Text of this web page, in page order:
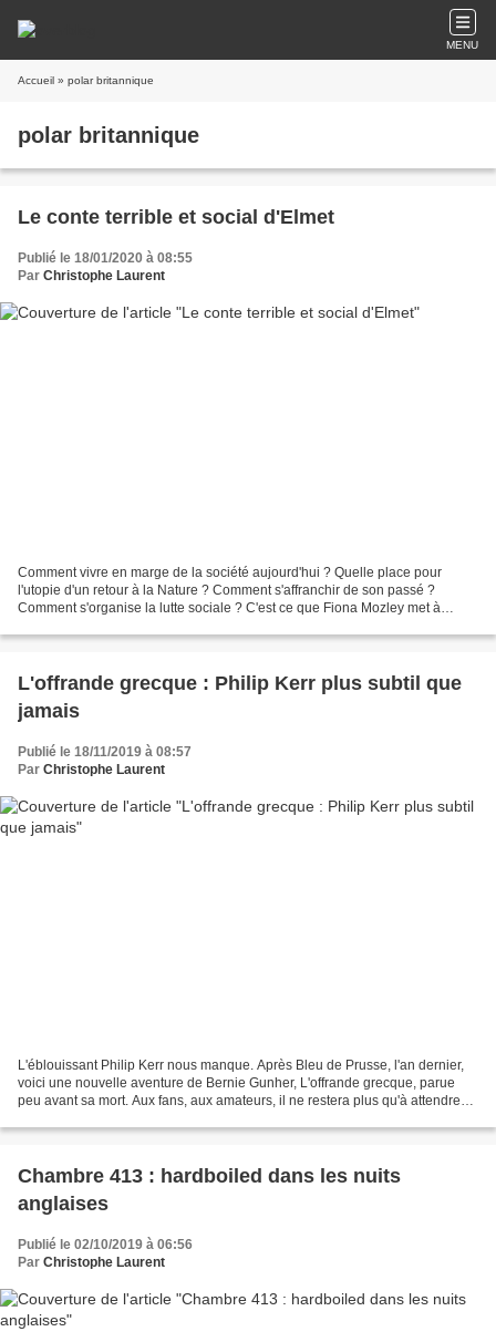
MENU
Accueil » polar britannique
polar britannique
Le conte terrible et social d'Elmet
Publié le 18/01/2020 à 08:55
Par Christophe Laurent
Comment vivre en marge de la société aujourd'hui ? Quelle place pour
l'utopie d'un retour à la Nature ? Comment s'affranchir de son passé ?
Comment s'organise la lutte sociale ? C'est ce que Fiona Mozley met à
L'offrande grecque : Philip Kerr plus subtil que
jamais
Publié le 18/11/2019 à 08:57
Par Christophe Laurent
L'éblouissant Philip Kerr nous manque. Après Bleu de Prusse, l'an dernier,
voici une nouvelle aventure de Bernie Gunher, L'offrande grecque, parue
peu avant sa mort. Aux fans, aux amateurs, il ne restera plus qu'à attendre
Chambre 413 : hardboiled dans les nuits
anglaises
Publié le 02/10/2019 à 06:56
Par Christophe Laurent